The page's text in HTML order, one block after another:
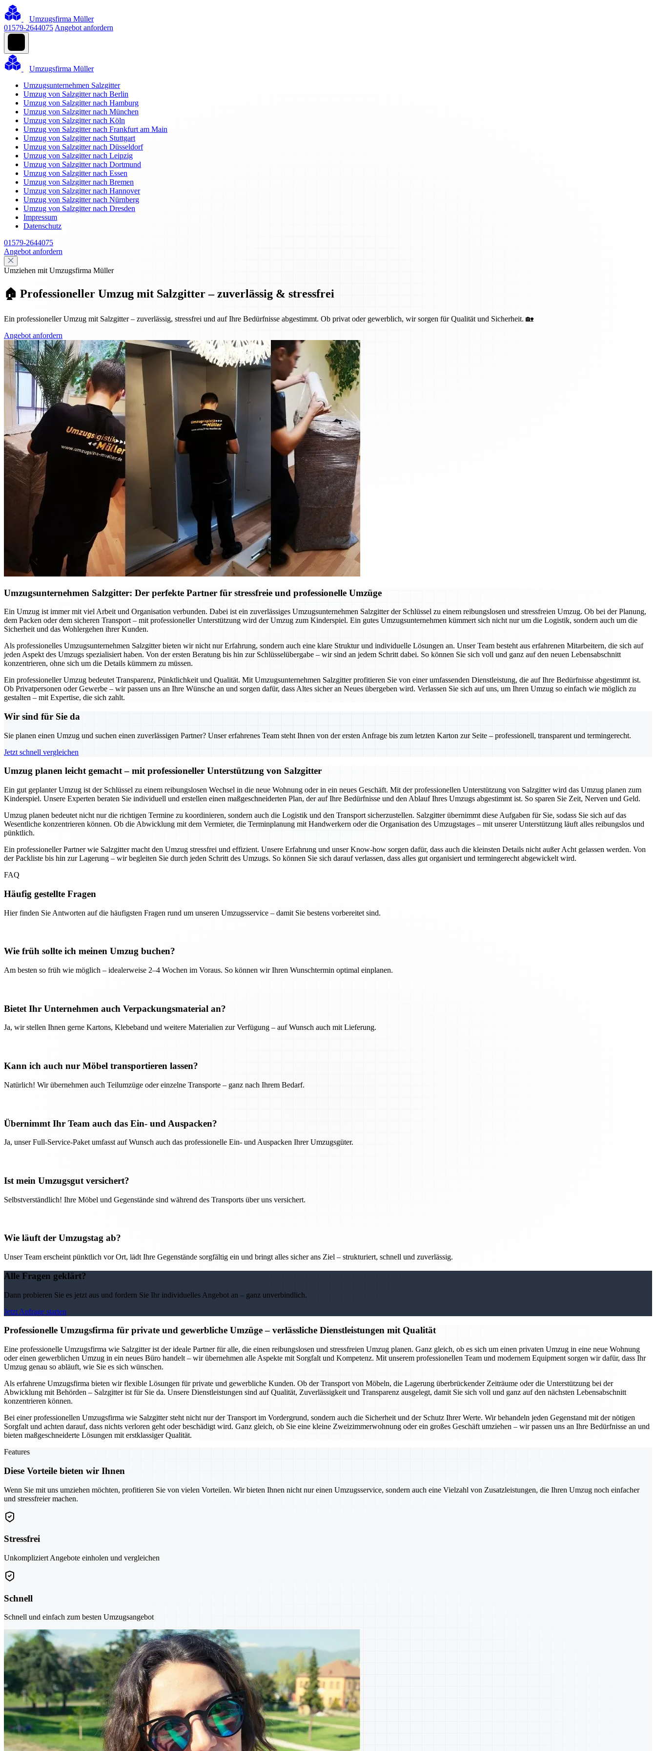
Umzugsfirma Müller
01579-2644075 Angebot anfordern
Umzugsfirma Müller
Umzugsunternehmen Salzgitter
Umzug von Salzgitter nach Berlin
Umzug von Salzgitter nach Hamburg
Umzug von Salzgitter nach München
Umzug von Salzgitter nach Köln
Umzug von Salzgitter nach Frankfurt am Main
Umzug von Salzgitter nach Stuttgart
Umzug von Salzgitter nach Düsseldorf
Umzug von Salzgitter nach Leipzig
Umzug von Salzgitter nach Dortmund
Umzug von Salzgitter nach Essen
Umzug von Salzgitter nach Bremen
Umzug von Salzgitter nach Hannover
Umzug von Salzgitter nach Nürnberg
Umzug von Salzgitter nach Dresden
Impressum
Datenschutz
01579-2644075
Angebot anfordern
Umziehen mit Umzugsfirma Müller
🏠 Professioneller Umzug mit Salzgitter – zuverlässig & stressfrei
Ein professioneller Umzug mit Salzgitter – zuverlässig, stressfrei und auf Ihre Bedürfnisse abgestimmt. Ob privat oder gewerblich, wir sorgen für Qualität und Sicherheit. 🏡
Angebot anfordern
Umzugsunternehmen Salzgitter: Der perfekte Partner für stressfreie und professionelle Umzüge
Ein Umzug ist immer mit viel Arbeit und Organisation verbunden. Dabei ist ein zuverlässiges Umzugsunternehmen Salzgitter der Schlüssel zu einem reibungslosen und stressfreien Umzug. Ob bei der Planung,
dem Packen oder dem sicheren Transport – mit professioneller Unterstützung wird der Umzug zum Kinderspiel. Ein gutes Umzugsunternehmen kümmert sich nicht nur um die Logistik, sondern auch um die
Sicherheit und das Wohlergehen ihrer Kunden.
Als professionelles Umzugsunternehmen Salzgitter bieten wir nicht nur Erfahrung, sondern auch eine klare Struktur und individuelle Lösungen an. Unser Team besteht aus erfahrenen Mitarbeitern, die sich auf
jeden Aspekt des Umzugs spezialisiert haben. Von der ersten Beratung bis hin zur Schlüsselübergabe – wir sind an jedem Schritt dabei. So können Sie sich voll und ganz auf den neuen Lebensabschnitt
konzentrieren, ohne sich um die Details kümmern zu müssen.
Ein professioneller Umzug bedeutet Transparenz, Pünktlichkeit und Qualität. Mit Umzugsunternehmen Salzgitter profitieren Sie von einer umfassenden Dienstleistung, die auf Ihre Bedürfnisse abgestimmt ist.
Ob Privatpersonen oder Gewerbe – wir passen uns an Ihre Wünsche an und sorgen dafür, dass Altes sicher an Neues übergeben wird. Verlassen Sie sich auf uns, um Ihren Umzug so einfach wie möglich zu
gestalten – mit Expertise, die sich zahlt.
Wir sind für Sie da
Sie planen einen Umzug und suchen einen zuverlässigen Partner? Unser erfahrenes Team steht Ihnen von der ersten Anfrage bis zum letzten Karton zur Seite – professionell, transparent und termingerecht.
Jetzt schnell vergleichen
Umzug planen leicht gemacht – mit professioneller Unterstützung von Salzgitter
Ein gut geplanter Umzug ist der Schlüssel zu einem reibungslosen Wechsel in die neue Wohnung oder in ein neues Geschäft. Mit der professionellen Unterstützung von Salzgitter wird das Umzug planen zum
Kinderspiel. Unsere Experten beraten Sie individuell und erstellen einen maßgeschneiderten Plan, der auf Ihre Bedürfnisse und den Ablauf Ihres Umzugs abgestimmt ist. So sparen Sie Zeit, Nerven und Geld.
Umzug planen bedeutet nicht nur die richtigen Termine zu koordinieren, sondern auch die Logistik und den Transport sicherzustellen. Salzgitter übernimmt diese Aufgaben für Sie, sodass Sie sich auf das
Wesentliche konzentrieren können. Ob die Abwicklung mit dem Vermieter, die Terminplanung mit Handwerkern oder die Organisation des Umzugstages – mit unserer Unterstützung läuft alles reibungslos und
pünktlich.
Ein professioneller Partner wie Salzgitter macht den Umzug stressfrei und effizient. Unsere Erfahrung und unser Know-how sorgen dafür, dass auch die kleinsten Details nicht außer Acht gelassen werden. Von
der Packliste bis hin zur Lagerung – wir begleiten Sie durch jeden Schritt des Umzugs. So können Sie sich darauf verlassen, dass alles gut organisiert und termingerecht abgewickelt wird.
FAQ
Häufig gestellte Fragen
Hier finden Sie Antworten auf die häufigsten Fragen rund um unseren Umzugsservice – damit Sie bestens vorbereitet sind.
Wie früh sollte ich meinen Umzug buchen?
Am besten so früh wie möglich – idealerweise 2–4 Wochen im Voraus. So können wir Ihren Wunschtermin optimal einplanen.
Bietet Ihr Unternehmen auch Verpackungsmaterial an?
Ja, wir stellen Ihnen gerne Kartons, Klebeband und weitere Materialien zur Verfügung – auf Wunsch auch mit Lieferung.
Kann ich auch nur Möbel transportieren lassen?
Natürlich! Wir übernehmen auch Teilumzüge oder einzelne Transporte – ganz nach Ihrem Bedarf.
Übernimmt Ihr Team auch das Ein- und Auspacken?
Ja, unser Full-Service-Paket umfasst auf Wunsch auch das professionelle Ein- und Auspacken Ihrer Umzugsgüter.
Ist mein Umzugsgut versichert?
Selbstverständlich! Ihre Möbel und Gegenstände sind während des Transports über uns versichert.
Wie läuft der Umzugstag ab?
Unser Team erscheint pünktlich vor Ort, lädt Ihre Gegenstände sorgfältig ein und bringt alles sicher ans Ziel – strukturiert, schnell und zuverlässig.
Alle Fragen geklärt?
Dann probieren Sie es jetzt aus und fordern Sie Ihr individuelles Angebot an – ganz unverbindlich.
Jetzt Anfrage starten
Professionelle Umzugsfirma für private und gewerbliche Umzüge – verlässliche Dienstleistungen mit Qualität
Eine professionelle Umzugsfirma wie Salzgitter ist der ideale Partner für alle, die einen reibungslosen und stressfreien Umzug planen. Ganz gleich, ob es sich um einen privaten Umzug in eine neue Wohnung
oder einen gewerblichen Umzug in ein neues Büro handelt – wir übernehmen alle Aspekte mit Sorgfalt und Kompetenz. Mit unserem professionellen Team und modernem Equipment sorgen wir dafür, dass Ihr
Umzug genau so abläuft, wie Sie es sich wünschen.
Als erfahrene Umzugsfirma bieten wir flexible Lösungen für private und gewerbliche Kunden. Ob der Transport von Möbeln, die Lagerung überbrückender Zeiträume oder die Unterstützung bei der
Abwicklung mit Behörden – Salzgitter ist für Sie da. Unsere Dienstleistungen sind auf Qualität, Zuverlässigkeit und Transparenz ausgelegt, damit Sie sich voll und ganz auf den nächsten Lebensabschnitt
konzentrieren können.
Bei einer professionellen Umzugsfirma wie Salzgitter steht nicht nur der Transport im Vordergrund, sondern auch die Sicherheit und der Schutz Ihrer Werte. Wir behandeln jeden Gegenstand mit der nötigen
Sorgfalt und achten darauf, dass nichts verloren geht oder beschädigt wird. Ganz gleich, ob Sie eine kleine Zweizimmerwohnung oder ein großes Geschäft umziehen – wir passen uns an Ihre Bedürfnisse an und
bieten maßgeschneiderte Lösungen mit erstklassiger Qualität.
Features
Diese Vorteile bieten wir Ihnen
Wenn Sie mit uns umziehen möchten, profitieren Sie von vielen Vorteilen. Wir bieten Ihnen nicht nur einen Umzugsservice, sondern auch eine Vielzahl von Zusatzleistungen, die Ihren Umzug noch einfacher
und stressfreier machen.
Stressfrei
Unkompliziert Angebote einholen und vergleichen
Schnell
Schnell und einfach zum besten Umzugsangebot